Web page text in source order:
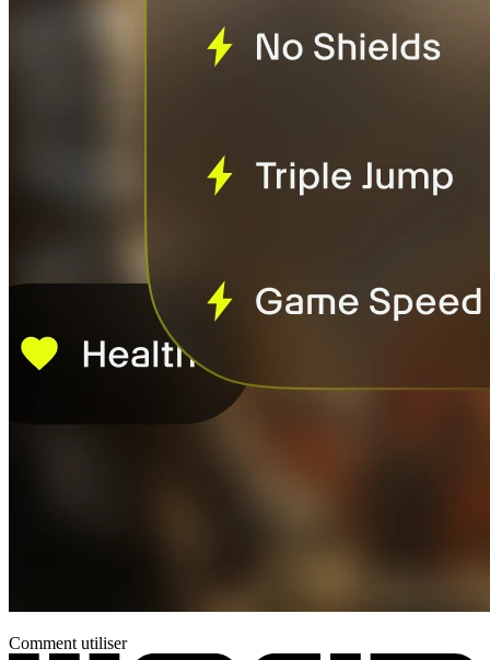
Comment utiliser